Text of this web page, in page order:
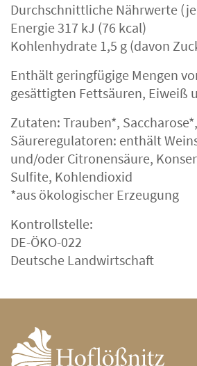
Durchschnittliche Nährwerte
Energie 317 kJ (76 kcal)
Kohlenhydrate 1,5 g (davon
Enthält geringfügige Mengen
gesättigten Fettsäuren, Eiweiß
Zutaten: Trauben*, Saccharose*,
Säureregulatoren: enthält
und/oder Citronensäure,
Sulfite, Kohlendioxid
*aus ökologischer Erzeugung
Kontrollstelle:
DE-ÖKO-022
Deutsche Landwirtschaft